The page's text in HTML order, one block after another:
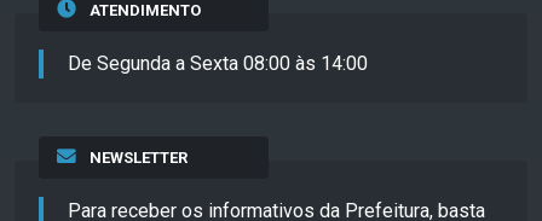
ATENDIMENTO
De Segunda a Sexta 08:00 às 14:00
NEWSLETTER
Para receber os informativos da Prefeitura, basta